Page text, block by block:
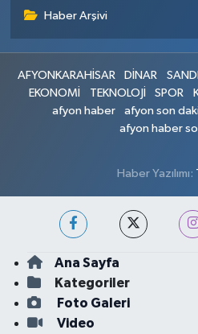
Haber Arşivi
AFYONKARAHİSAR DİNAR
EKONOMİ
TEKNOLOJİ SPOR
afyon haber
afyon son
afyon haber
Haber Yazılımı:
Ana Sayfa
Kategoriler
Foto Galeri
Video